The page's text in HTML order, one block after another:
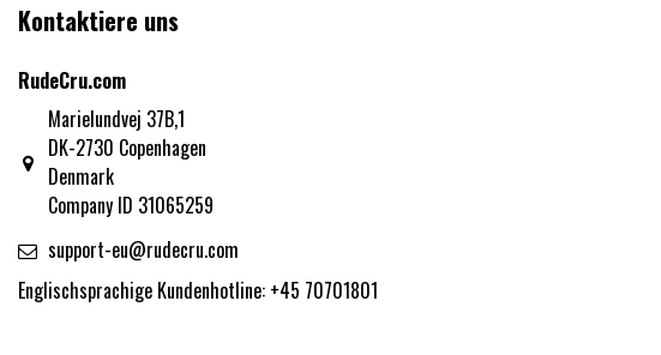
Kontaktiere uns
RudeCru.com
Marielundvej 37B,1
DK-2730 Copenhagen
Denmark
Company ID 31065259
support-eu@rudecru.com
Englischsprachige Kundenhotline: +45 70701801